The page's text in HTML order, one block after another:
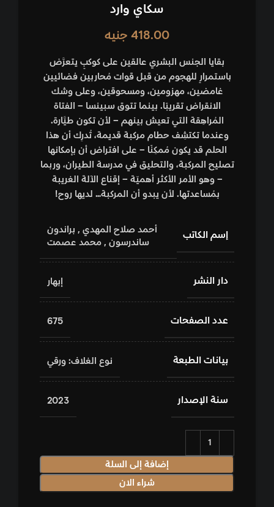
سكاي وارد
418.00 جنيه
بقايا الجنس البشري عالقين على كوكبٍ يتعرَّض
باستمرارٍ للهجوم من قبل قوات مُحاربين فضائيين
غامضين، مهزومين، ومسحوقين، وعلى وشك
الانقراض تقريبًا. بينما تتوق سبينسا – الفتاة
المُراهِقة التي تعيش بينهم – لأن تكون طيَّارة.
وعندما تكتشِف حطام مركبة قديمة، تُدرِك أن هذا
الحلم قد يكون مُمكِنًا – على افتراض أن بإمكانها
تصليح المركبة، والتحليق في مدرسة الطيران، وربما
– وهو الأمر الأكثر أهميّة – إقناع الآلة الغريبة
بمُساعدتها. لأن يبدو أن المركبة… لديها روح!
إسم الكاتب أحمد صلاح المهدي , براندون
ساندرسون , محمد عصمت
دار النشر إبهار
عدد الصفحات 675
بيانات الطبعة نوع الغلاف: ورقي
سنة الإصدار 2023
إضافة إلى السلة
شراء الان